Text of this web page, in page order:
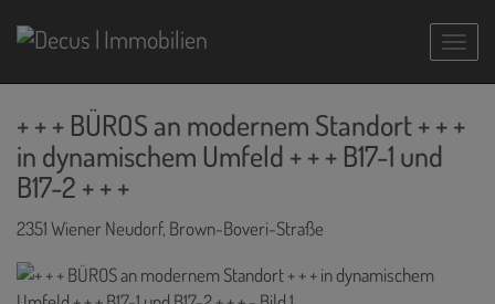
+ + + BÜROS an modernem Standort + + +
in dynamischem Umfeld + + + B17-1 und
B17-2 + + +
2351 Wiener Neudorf, Brown-Boveri-Straße